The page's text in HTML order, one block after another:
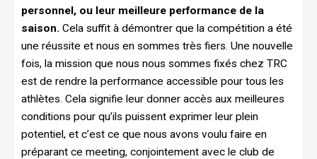
personnel, ou leur meilleure performance de la
saison. Cela suffit à démontrer que la compétition a été
une réussite et nous en sommes très fiers. Une nouvelle
fois, la mission que nous nous sommes fixés chez TRC
est de rendre la performance accessible pour tous les
athlètes. Cela signifie leur donner accès aux meilleures
conditions pour qu’ils puissent exprimer leur plein
potentiel, et c’est ce que nous avons voulu faire en
préparant ce meeting, conjointement avec le club de